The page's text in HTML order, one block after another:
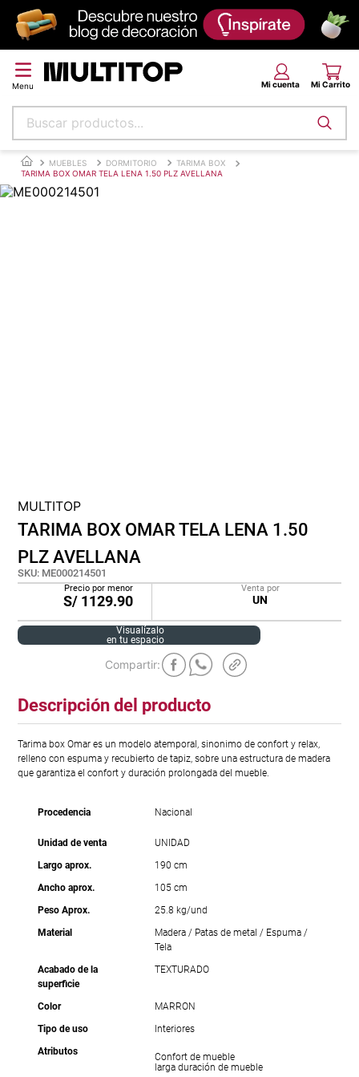
Buscar productos...
MUEBLES DORMITORIO
TARIMA BOX
TARIMA BOX OMAR TELA LENA 1.50 PLZ AVELLANA
MULTITOP
TARIMA BOX OMAR TELA LENA 1.50
PLZ AVELLANA
SKU: ME000214501
Precio por menor
S/ 1129.90
Venta por
UN
Visualízalo
en tu espacio
Descripción del producto
Tarima box Omar es un modelo atemporal, sinonimo de confort y relax,
relleno con espuma y recubierto de tapiz, sobre una estructura de madera
que garantiza el confort y duración prolongada del mueble.
Procedencia Nacional
Unidad de venta
UNIDAD
Largo aprox.
190 cm
Ancho aprox.
105 cm
Peso Aprox.
25.8 kg/und
Material
Madera / Patas de metal / Espuma /
Tela
Acabado de la
superficie
TEXTURADO
Color
MARRON
Tipo de uso
Interiores
Atributos
Confort de mueble
larga duración de mueble
Términos más buscados
papel tapiz